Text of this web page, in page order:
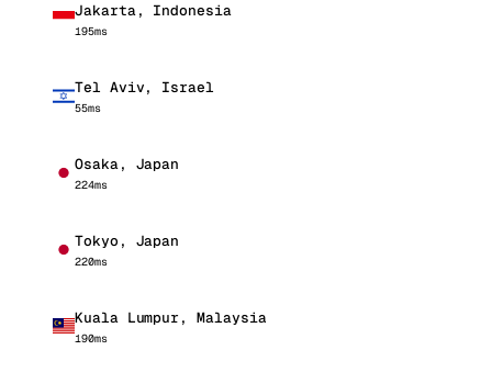
Jakarta, Indonesia
195ms
Tel Aviv, Israel
55ms
Osaka, Japan
224ms
Tokyo, Japan
220ms
Kuala Lumpur, Malaysia
190ms